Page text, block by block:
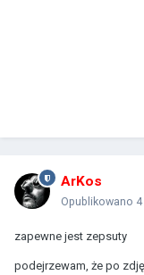
ArKos
Opublikowano
zapewne jest zepsuty
podejrzewam, że po